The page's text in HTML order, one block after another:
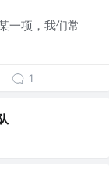
一项，我们常
1